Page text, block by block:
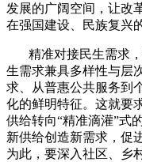
发展的广阔空间，让改
在强国建设、民族复兴
精准对接民生需求
生需求兼具多样性与层
求、从普惠公共服务到
化的鲜明特征。这就要
供给转向“精准滴灌”式
新供给创造新需求，促
为此，要深入社区、乡